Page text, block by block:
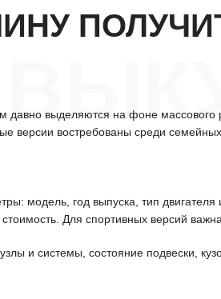
выделяются на фоне
версии востребованы среди
модель, год выпуска, тип
Для спортивных версий
и системы, состояние подвески,